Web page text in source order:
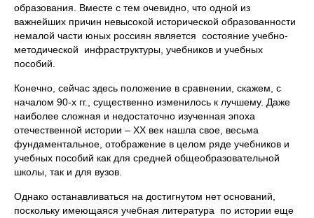
образования. Вместе с тем очевидно, что одной из
важнейших причин невысокой исторической образованности
немалой части юных россиян является состояние учебно-
методической инфраструктуры, учебников и учебных
пособий.
Конечно, сейчас здесь положение в сравнении, скажем, с
началом 90-х гг., существенно изменилось к лучшему. Даже
наиболее сложная и недостаточно изученная эпоха
отечественной истории – XX век нашла свое, весьма
фундаментальное, отображение в целом ряде учебников и
учебных пособий как для средней общеобразовательной
школы, так и для вузов.
Однако останавливаться на достигнутом нет оснований,
поскольку имеющаяся учебная литература по истории еще